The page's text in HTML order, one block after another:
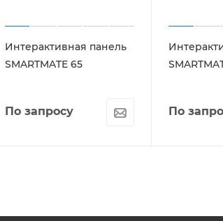
Интерактивная панель
SMARTMATE 65
По запросу По